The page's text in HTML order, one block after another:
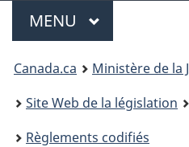
Menu
MENU PRINCIPAL
You
are
here:
Canada.ca
Ministère de la
Site Web de la législation
Règlements codifiés